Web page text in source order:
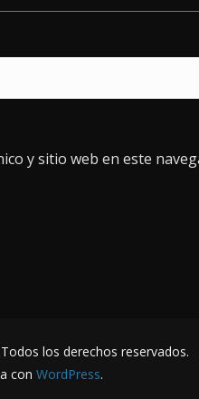
y sitio web en este
Todos los derechos reservados.
con WordPress.